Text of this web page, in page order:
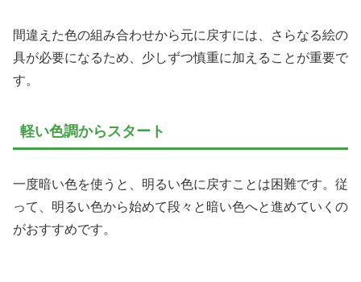
間違えた色の組み合わせから元に戻すには、さらなる絵の
具が必要になるため、少しずつ慎重に加えることが重要で
す。
軽い色調からスタート
一度暗い色を使うと、明るい色に戻すことは困難です。従
って、明るい色から始めて段々と暗い色へと進めていくの
がおすすめです。